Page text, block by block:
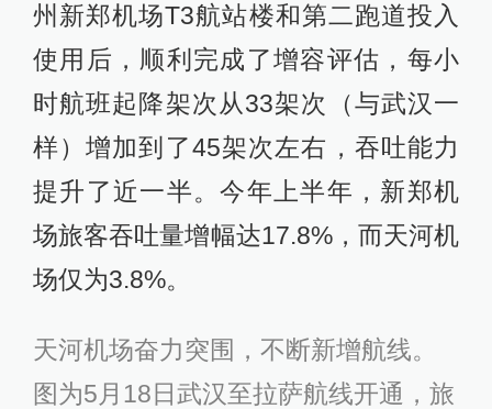
州新郑机场T3航站楼和第二跑道投入
使用后，顺利完成了增容评估，每小
时航班起降架次从33架次（与武汉一
样）增加到了45架次左右，吞吐能力
提升了近一半。今年上半年，新郑机
场旅客吞吐量增幅达17.8%，而天河机
场仅为3.8%。
天河机场奋力突围，不断新增航线。
图为5月18日武汉至拉萨航线开通，旅